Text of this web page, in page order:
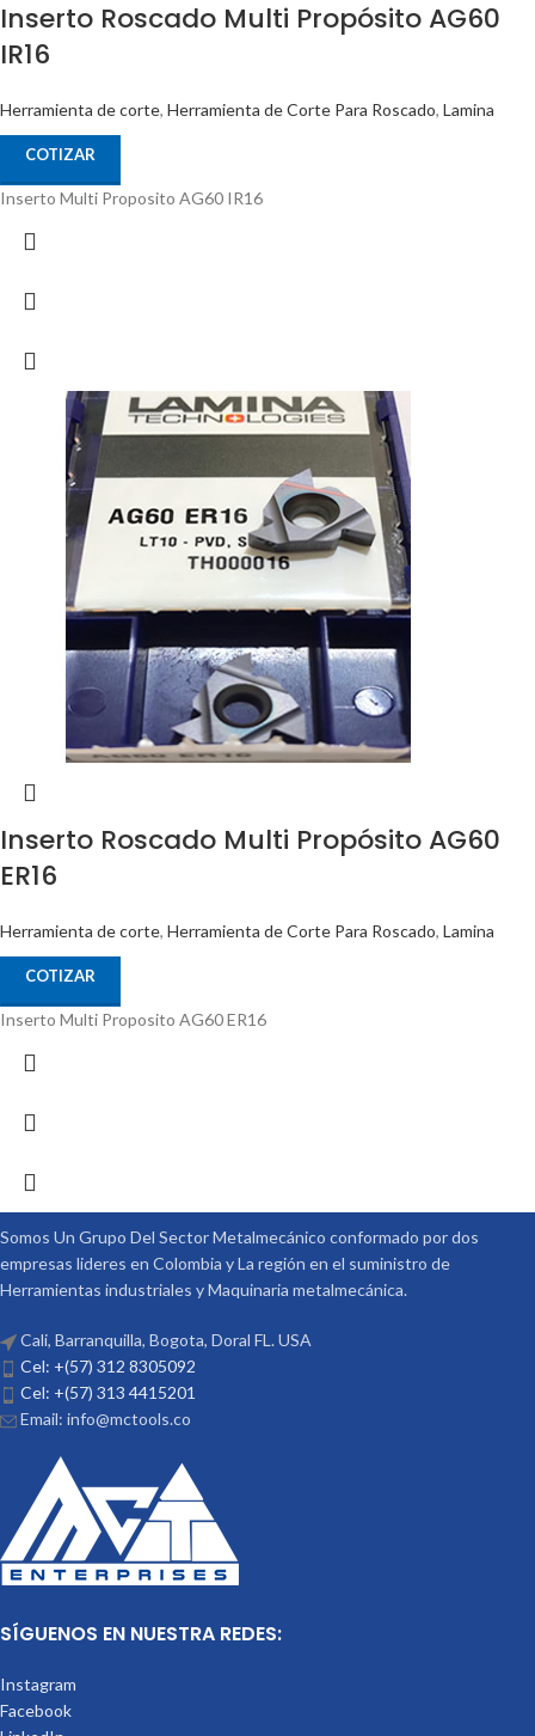
Inserto Roscado Multi Propósito AG60
IR16
Herramienta de corte, Herramienta de Corte Para Roscado, Lamina
COTIZAR
Inserto Multi Proposito AG60 IR16
Inserto Roscado Multi Propósito AG60
ER16
Herramienta de corte, Herramienta de Corte Para Roscado, Lamina
COTIZAR
Inserto Multi Proposito AG60 ER16
Somos Un Grupo Del Sector Metalmecánico conformado por dos
empresas lideres en Colombia y La región en el suministro de
Herramientas industriales y Maquinaria metalmecánica.
Cali, Barranquilla, Bogota, Doral FL. USA
Cel: +(57) 312 8305092
Cel: +(57) 313 4415201
Email: info@mctools.co
SÍGUENOS EN NUESTRA REDES:
Instagram
Facebook